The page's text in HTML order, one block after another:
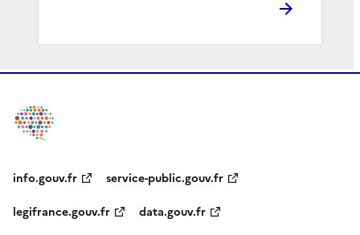
info.gouv.fr
service-public.gouv.fr
legifrance.gouv.fr
data.gouv.fr